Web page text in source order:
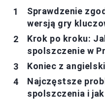
Sprawdzenie
wersją gry
Krok po kroku:
spolszczenie w
Koniec z
Najczęstsze
spolszczenia i